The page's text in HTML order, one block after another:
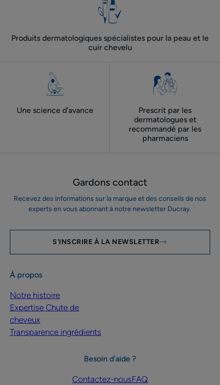
Produits dermatologiques spécialistes pour la peau et le
cuir chevelu
Une science d’avance
Prescrit par les
dermatologues ​et
recommandé par les
pharmaciens
Gardons contact
Recevez des informations sur la marque et des conseils de nos
experts en vous abonnant à notre newsletter Ducray.
S'INSCRIRE À LA NEWSLETTER
À propos
Notre histoire
Expertise Chute de
cheveux
Transparence ingrédients
Besoin d’aide ?
Contactez-nousFAQ